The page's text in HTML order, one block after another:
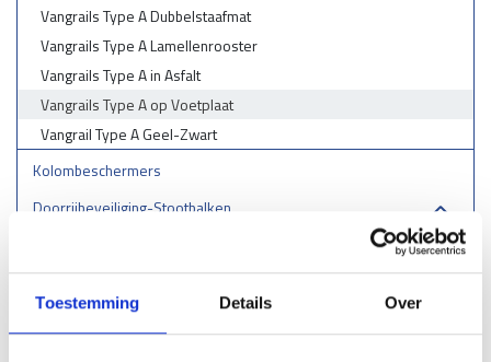
Toestemming Details Over
Vangrails Type A Dubbelstaafmat
Vangrails Type A Lamellenrooster
Vangrails Type A in Asfalt
Vangrails Type A op Voetplaat
Vangrail Type A Geel-Zwart
Kolombeschermers
Doorrijbeveiliging-Stootbalken
Stellingbeschermers
Laadpaal & laadstation bescherming